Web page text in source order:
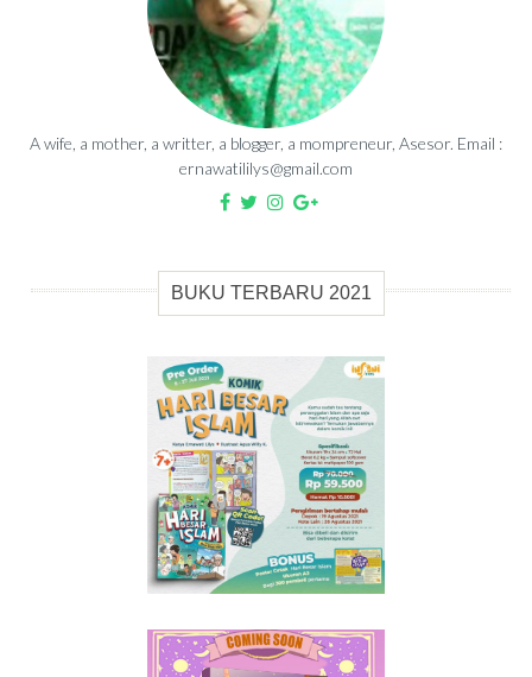
A wife, a mother, a writter, a blogger, a mompreneur, Asesor. Email :
ernawatililys@gmail.com
BUKU TERBARU 2021